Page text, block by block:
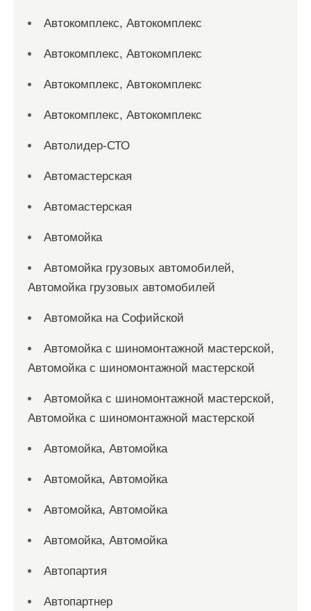
Автокомплекс, Автокомплекс
Автокомплекс, Автокомплекс
Автокомплекс, Автокомплекс
Автокомплекс, Автокомплекс
Автолидер-СТО
Автомастерская
Автомастерская
Автомойка
Автомойка грузовых автомобилей,
Автомойка грузовых автомобилей
Автомойка на Софийской
Автомойка с шиномонтажной мастерской,
Автомойка с шиномонтажной мастерской
Автомойка с шиномонтажной мастерской,
Автомойка с шиномонтажной мастерской
Автомойка, Автомойка
Автомойка, Автомойка
Автомойка, Автомойка
Автомойка, Автомойка
Автопартия
Автопартнер